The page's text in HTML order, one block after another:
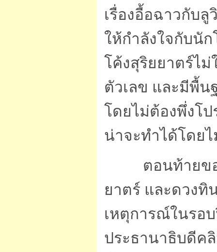
เรื่องอื้อฉาวกับ
ให้กำลังใจกับนั
โค้งสุริยยาตร์ไม่
ตัวเลข และมีพื้
โดยไม่ต้องพึ่งโ
น่าจะทำได้โดย
ตอนท้ายข
ยาตร์ และดวงทิ
เหตุการณ์ในรอ
ประธานาธิบดีคลิ